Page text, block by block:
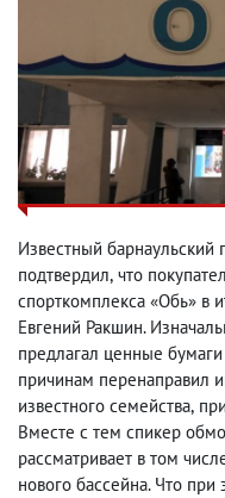
Известный
подтвердил, что
спорткомплекса «Обь» в
Евгений Ракшин.
предлагал ценные
причинам перенаправил
известного семейства,
Вместе с тем спикер
рассматривает в том
нового бассейна. Что